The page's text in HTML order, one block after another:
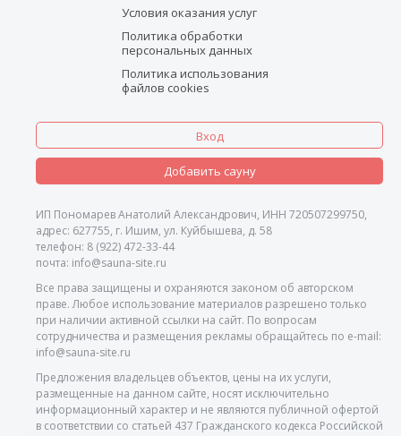
Условия оказания услуг
Политика обработки
персональных данных
Политика использования
файлов cookies
Вход
Добавить сауну
ИП Пономарев Анатолий Александрович, ИНН 720507299750,
адрес: 627755, г. Ишим, ул. Куйбышева, д. 58
телефон: 8 (922) 472-33-44
почта: info@sauna-site.ru
Все права защищены и охраняются законом об авторском
праве. Любое использование материалов разрешено только
при наличии активной ссылки на сайт. По вопросам
сотрудничества и размещения рекламы обращайтесь по e-mail:
info@sauna-site.ru
Предложения владельцев объектов, цены на их услуги,
размещенные на данном сайте, носят исключительно
информационный характер и не являются публичной офертой
в соответствии со статьей 437 Гражданского кодекса Российской